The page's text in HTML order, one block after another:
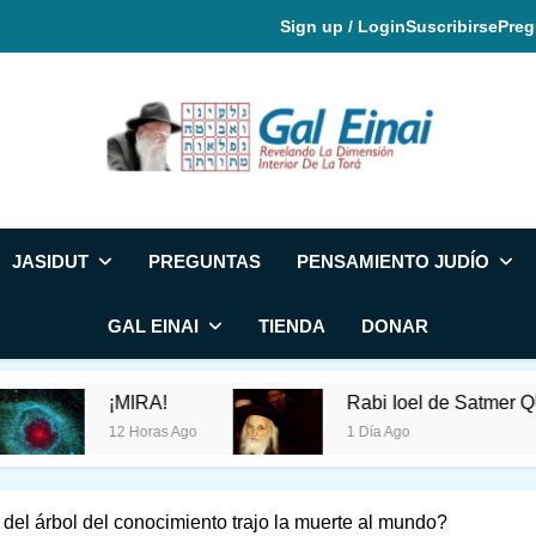
Sign up / LoginSuscribirse
Gal Einai En
JASIDUT PREGUNTAS PENSAMIENTO JUDÍO
GAL EINAI TIENDA DONAR
¡MIRA!
12 Horas Ago
Rabi Ioel de Satmer QUERÍA
1 Día Ago
árbol del conocimiento trajo la muerte al mundo?